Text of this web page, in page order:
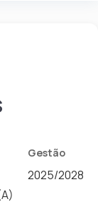
Gestão
2025/2028